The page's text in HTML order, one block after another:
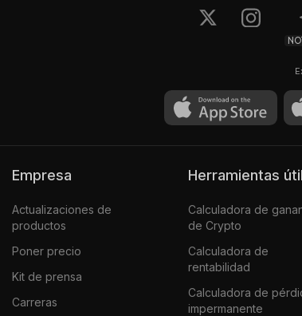
Empresa
Actualizaciones de
productos
Poner precio
Kit de prensa
Carreras
Herramientas
Calculadora de
de Crypto
Calculadora de
rentabilidad
Calculadora de
impermanente